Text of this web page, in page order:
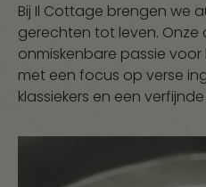
Bij Il Cottage brengen we
gerechten tot leven. Onze
onmiskenbare passie
met een focus op verse
klassiekers en een